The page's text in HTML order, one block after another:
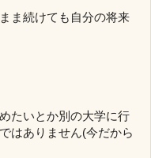
ま続けても自分の将来
たいとか別の大学に行
はありません(今だから